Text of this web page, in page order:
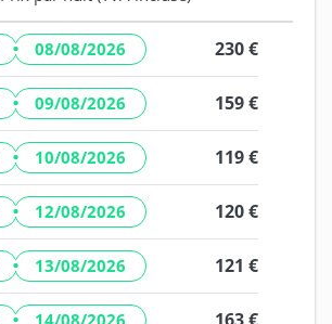
· 08/08/2026 230 €
· 09/08/2026 159 €
· 10/08/2026 119 €
· 12/08/2026 120 €
· 13/08/2026 121 €
14/08/2026